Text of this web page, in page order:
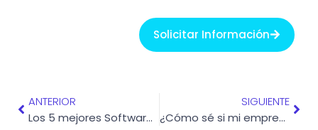
Solicitar Información
ANTERIOR
Los 5 mejores Softwares del Canal de Denuncias
SIGUIENTE
¿Cómo sé si mi empresa está obligada a implantar un Canal de Denuncias?